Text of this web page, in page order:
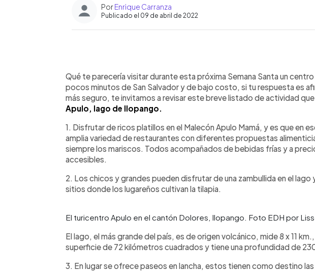
PorEnrique Carranza
Publicado el 09 de abril de 2022
Escuchar artículo
Qué te parecería visitar durante esta próxima Semana Santa un
pocos minutos de San Salvador y de bajo costo, si tu respuesta es
más seguro, te invitamos a revisar este breve listado de actividad
Apulo, lago de Ilopango.
1. Disfrutar de ricos platillos en el Malecón Apulo Mamá, y es que en
amplia variedad de restaurantes con diferentes propuestas
siempre los mariscos. Todos acompañados de bebidas frías y a
accesibles.
2. Los chicos y grandes pueden disfrutar de una zambullida en el lago
sitios donde los lugareños cultivan la tilapia.
El turicentro Apulo en el cantón Dolores, Ilopango. Foto EDH por
El lago, el más grande del país, es de origen volcánico, mide 8 x 11
superficie de 72 kilómetros cuadrados y tiene una profundidad de
3. En lugar se ofrece paseos en lancha, estos tienen como destino las